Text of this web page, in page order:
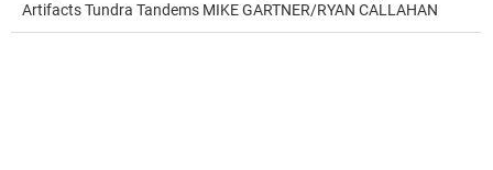
Artifacts Tundra Tandems MIKE GARTNER/RYAN CALLAHAN